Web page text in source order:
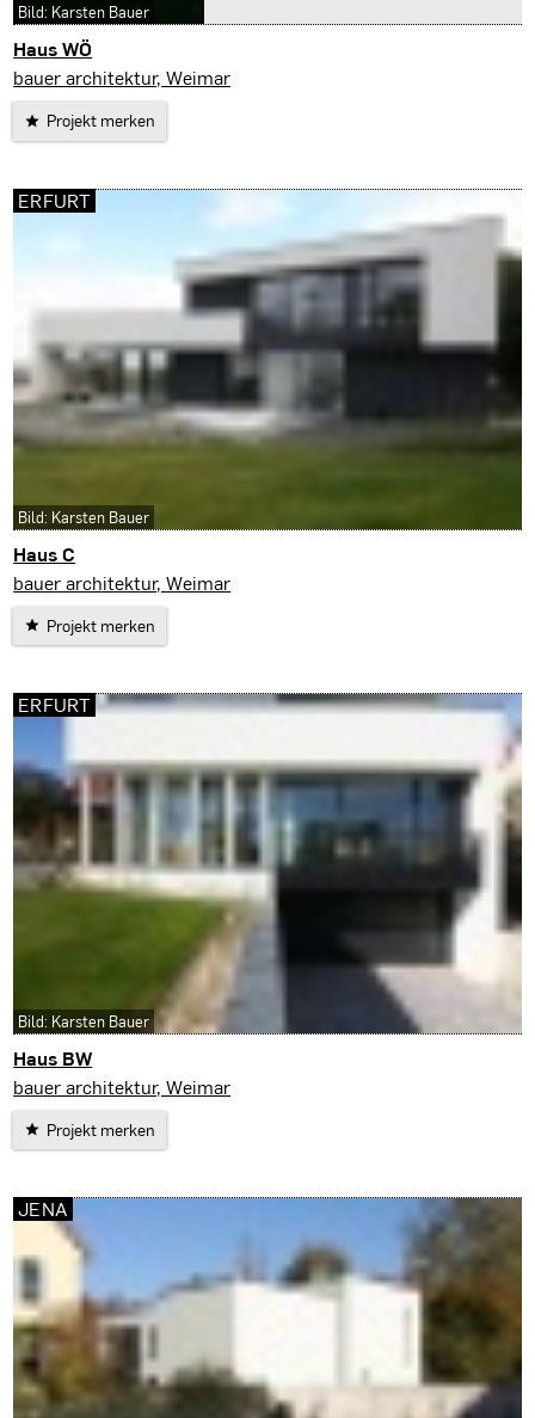
Haus WÖ
Stephanskirchen
bauer architektur, Weimar
Projekt merken
Bild: Karsten Bauer
Haus C
Erfurt
bauer architektur, Weimar
Projekt merken
ERFURT
Bild: Karsten Bauer
Haus BW
Erfurt
bauer architektur, Weimar
Projekt merken
ERFURT
Bild: Karsten Bauer
JENA